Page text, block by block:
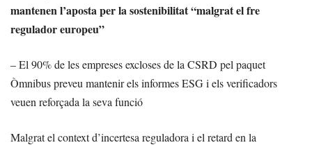
mantenen l’aposta per la sostenibilitat “malgrat el fre
regulador europeu”
– El 90% de les empreses excloses de la CSRD pel paquet
Òmnibus preveu mantenir els informes ESG i els verificadors
veuen reforçada la seva funció
Malgrat el context d’incertesa reguladora i el retard en la